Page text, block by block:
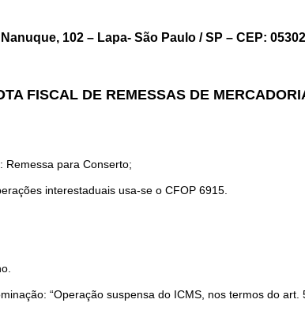
102 – Lapa- São Paulo / SP – CEP:
FISCAL DE REMESSAS DE
Remessa para Conserto;
interestaduais usa-se o CFOP 6915.
“Operação suspensa do ICMS, nos termos do